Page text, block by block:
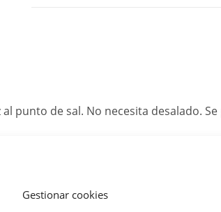
Gestionar cookies
punto de sal. No necesita desalado.